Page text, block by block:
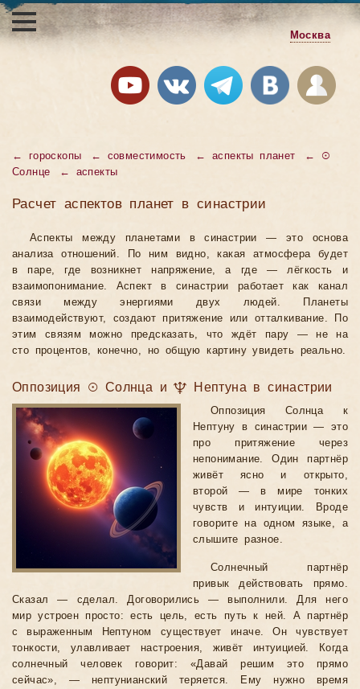
Москва
← гороскопы ← совместимость ← аспекты планет
← ☉
Солнце
← аспекты
Расчет аспектов планет в синастрии
Аспекты между планетами в синастрии — это основа
анализа отношений. По ним видно, какая атмосфера будет
в паре, где возникнет напряжение, а где — лёгкость и
взаимопонимание. Аспект в синастрии работает как канал
связи между энергиями двух людей. Планеты
взаимодействуют, создают притяжение или отталкивание. По
этим связям можно предсказать, что ждёт пару — не на
сто процентов, конечно, но общую картину увидеть реально.
Оппозиция ☉ Солнца и ♆ Нептуна в синастрии
Оппозиция Солнца к
Нептуну в синастрии — это
про притяжение через
непонимание. Один партнёр
живёт ясно и открыто,
второй — в мире тонких
чувств и интуиции. Вроде
говорите на одном языке, а
слышите разное.
Солнечный партнёр
привык действовать прямо.
Сказал — сделал. Договорились — выполнили. Для него
мир устроен просто: есть цель, есть путь к ней. А партнёр
с выраженным Нептуном существует иначе. Он чувствует
тонкости, улавливает настроения, живёт интуицией. Когда
солнечный человек говорит: «Давай решим это прямо
сейчас», — нептунианский теряется. Ему нужно время